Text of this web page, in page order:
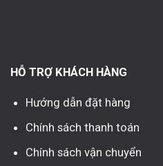
HỖ TRỢ KHÁCH HÀNG
Hướng dẫn đặt hàng
Chính sách thanh toán
Chính sách vận chuyển